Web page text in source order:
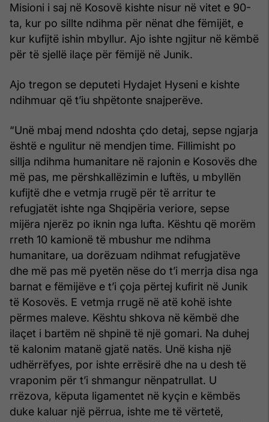
Misioni i saj në Kosovë kishte nisur në vitet e 90-
ta, kur po sillte ndihma për nënat dhe fëmijët, e
kur kufijtë ishin mbyllur. Ajo ishte ngjitur në këmbë
për të sjellë ilaçe për fëmijë në Junik.
Ajo tregon se deputeti Hydajet Hyseni e kishte
ndihmuar që t’iu shpëtonte snajperëve.
“Unë mbaj mend ndoshta çdo detaj, sepse ngjarja
është e ngulitur në mendjen time. Fillimisht po
sillja ndihma humanitare në rajonin e Kosovës dhe
më pas, me përshkallëzimin e luftës, u mbyllën
kufijtë dhe e vetmja rrugë për të arritur te
refugjatët ishte nga Shqipëria veriore, sepse
mijëra njerëz po iknin nga lufta. Kështu që morëm
rreth 10 kamionë të mbushur me ndihma
humanitare, ua dorëzuam ndihmat refugjatëve
dhe më pas më pyetën nëse do t’i merrja disa nga
barnat e fëmijëve e t’i çoja përtej kufirit në Junik
të Kosovës. E vetmja rrugë në atë kohë ishte
përmes maleve. Kështu shkova në këmbë dhe
ilaçet i bartëm në shpinë të një gomari. Na duhej
të kalonim matanë gjatë natës. Unë kisha një
udhërrëfyes, por ishte errësirë dhe na u desh të
vraponim për t’i shmangur nënpatrullat. U
rrëzova, këputa ligamentet në kyçin e këmbës
duke kaluar një përrua, ishte me të vërtetë,